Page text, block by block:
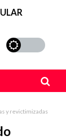
y revictimizadas